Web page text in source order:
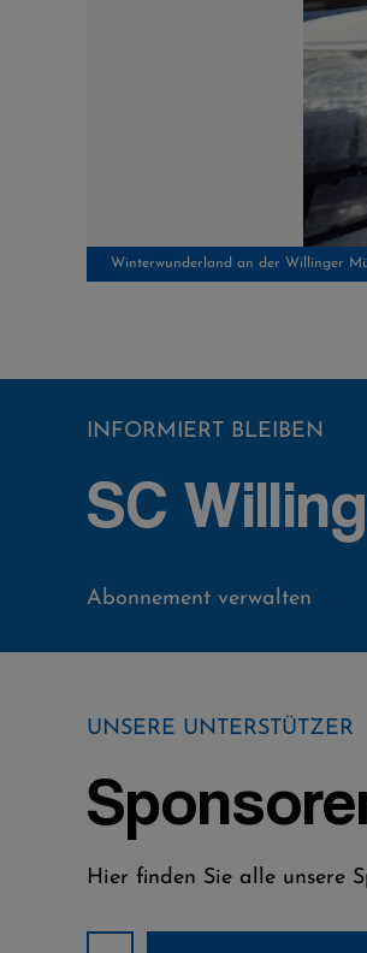
Winterwunderland an der Willinger
INFORMIERT BLEIBEN
SC
Abonnement verwalten
UNSERE UNTERSTÜTZER
Hier finden Sie alle unsere